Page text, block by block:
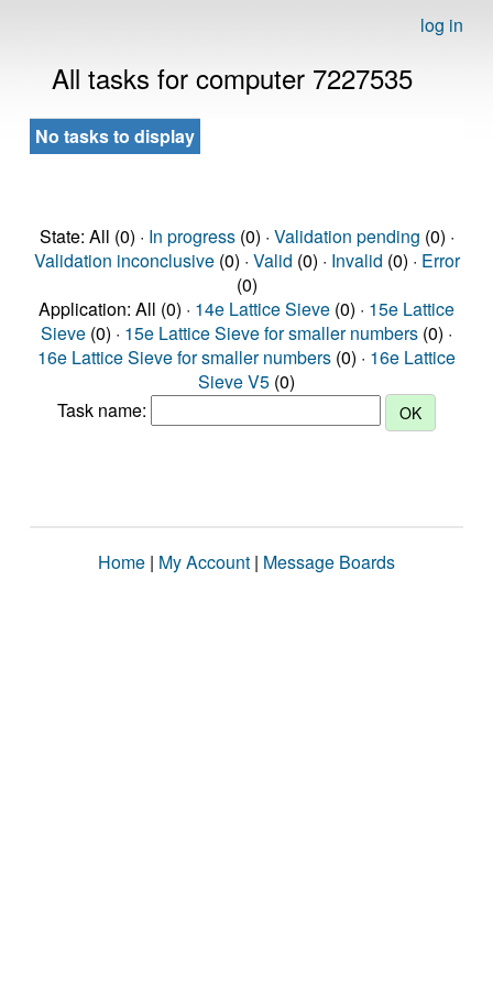
log in
All tasks for computer 7227535
No tasks to display
State: All (0) · In progress(0) · Validation pending (0) ·
Validation inconclusive(0) · Valid (0) · Invalid (0) · Error
(0)
Application: All (0) · 14e Lattice Sieve (0) · 15e Lattice
Sieve (0) · 15e Lattice Sieve for smaller numbers (0) ·
16e Lattice Sieve for smaller numbers (0) · 16e Lattice
Sieve V5 (0)
Task name:
Home | My Account | Message Boards